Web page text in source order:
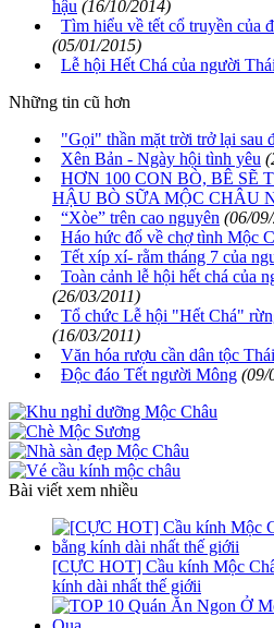
hậu (16/10/2014)
Tìm hiểu về tết cổ truyền của
(05/01/2015)
Lễ hội Hết Chá của người
Những tin cũ hơn
"Gọi" thần mặt trời trở lại sau
Xên Bản - Ngày hội tình yêu
HƠN 100 CON BÒ, BÊ SẼ
HẬU BÒ SỮA MỘC CHÂU
“Xòe” trên cao nguyên (06/
Háo hức đổ về chợ tình Mộc
Tết xíp xí- rằm tháng 7 của
Toàn cảnh lễ hội hết chá của
(26/03/2011)
Tổ chức Lễ hội "Hết Chá"
(16/03/2011)
Văn hóa rượu cần dân tộc
Độc đáo Tết người Mông (09/
Bài viết xem nhiều
[CỰC HOT] Cầu kính Mộc
kính dài nhất thế giớii